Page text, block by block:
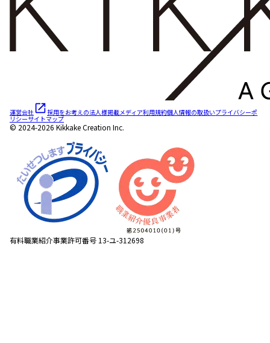
運営会社 採用をお考えの法人様掲載メディア利用規約個人情報の取扱いプライバシーポ
リシーサイトマップ
© 2024-2026 Kikkake Creation Inc.
有料職業紹介事業許可番号 13-ユ-312698